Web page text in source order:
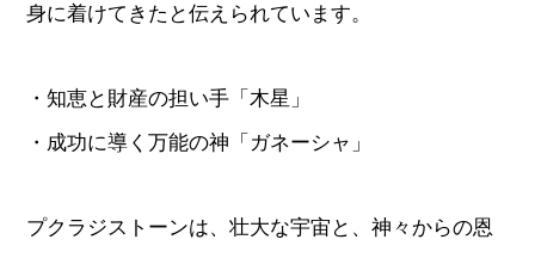
身に着けてきたと伝えられています。
・知恵と財産の担い手「木星」
・成功に導く万能の神「ガネーシャ」
プクラジストーンは、壮大な宇宙と、神々からの恩